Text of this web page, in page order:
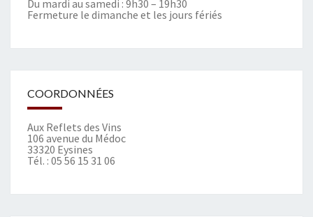
Du mardi au samedi : 9h30 – 19h30
Fermeture le dimanche et les jours fériés
COORDONNÉES
Aux Reflets des Vins
106 avenue du Médoc
33320 Eysines
Tél. : 05 56 15 31 06